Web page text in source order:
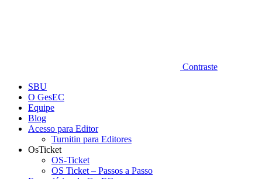
Contraste
SBU
O GesEC
Equipe
Blog
Acesso para Editor
Turnitin para Editores
OsTicket
OS-Ticket
OS Ticket – Passos a Passo